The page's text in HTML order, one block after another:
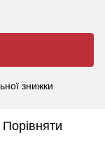
знижки
Порівняти